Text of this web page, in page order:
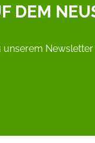
DEM
unserem